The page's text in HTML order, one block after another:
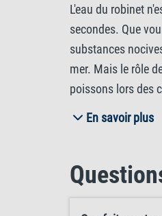
L'eau du robinet
secondes. Que
substances
mer. Mais le rôle
poissons lors des
spécifiquement
vigoureuse des
sain. Pour cela,
aquariums d'eau
En savoir plus